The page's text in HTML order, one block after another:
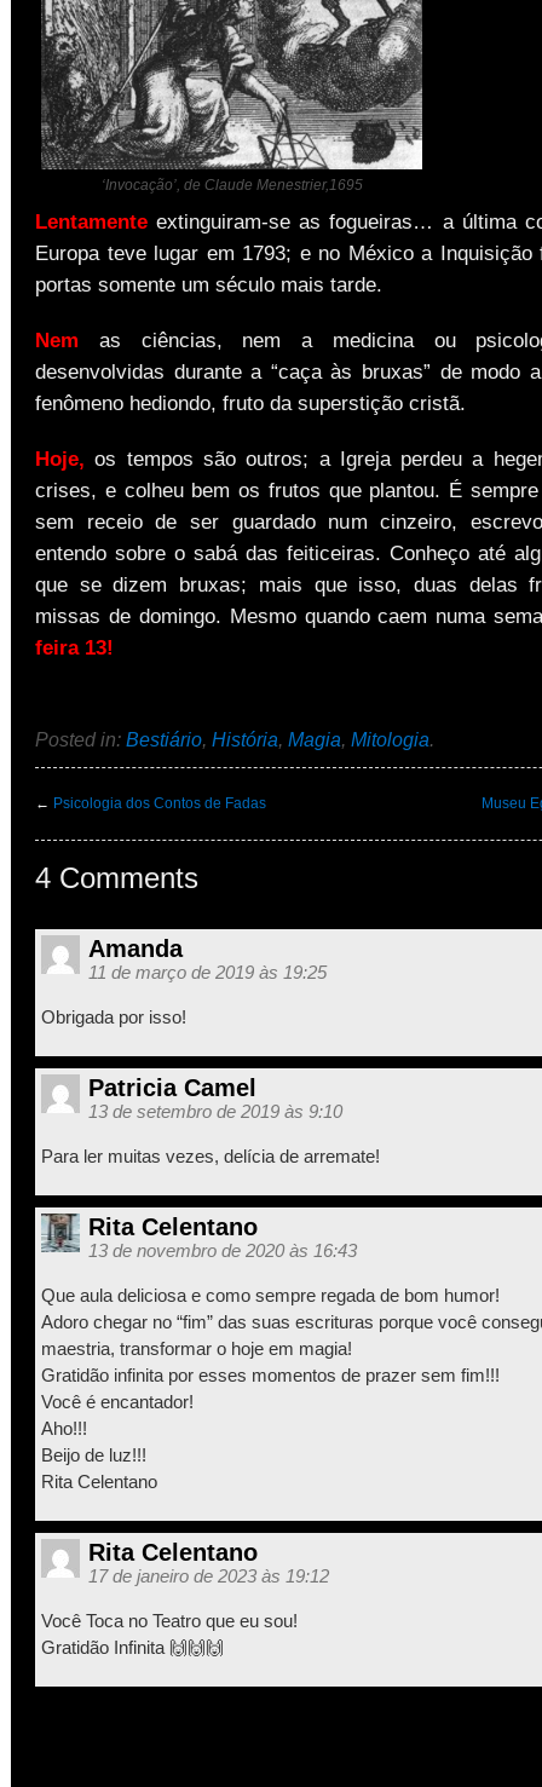
‘Invocação’, de Claude Menestrier,1695
Lentamenteextinguiram-se as fogueiras… a última
Europa teve lugar em 1793; e no México a Inquisição
portas somente um século mais tarde.
Nem as ciências, nem a medicina ou
desenvolvidas durante a “caça às bruxas” de modo
fenômeno hediondo, fruto da superstição cristã.
Hoje, os tempos são outros; a Igreja perdeu a
crises, e colheu bem os frutos que plantou. É
sem receio de ser guardado num cinzeiro,
entendo sobre o sabá das feiticeiras. Conheço até
que se dizem bruxas; mais que isso, duas delas
missas de domingo. Mesmo quando caem numa
feira 13!
Posted in: Bestiário, História, Magia, Mitologia.
← Psicologia dos Contos de Fadas Museu
4 Comments
Amanda
11 de março de 2019 às 19:25
Obrigada por isso!
Patricia Camel
13 de setembro de 2019 às 9:10
Para ler muitas vezes, delícia de arremate!
Rita Celentano
13 de novembro de 2020 às 16:43
Que aula deliciosa e como sempre regada de bom humor!
Adoro chegar no “fim” das suas escrituras porque você
maestria, transformar o hoje em magia!
Gratidão infinita por esses momentos de prazer sem fim!!!
Você é encantador!
Aho!!!
Beijo de luz!!!
Rita Celentano
Rita Celentano
17 de janeiro de 2023 às 19:12
Você Toca no Teatro que eu sou!
Gratidão Infinita 🙌🙌🙌